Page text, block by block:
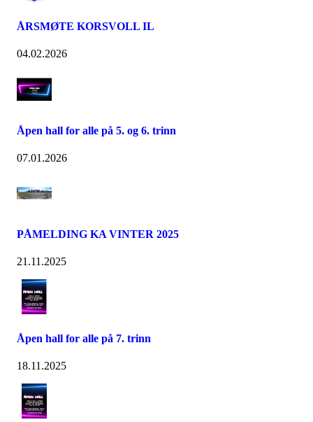
ÅRSMØTE KORSVOLL IL
04.02.2026
Åpen hall for alle på 5. og 6. trinn
07.01.2026
PÅMELDING KA VINTER 2025
21.11.2025
Åpen hall for alle på 7. trinn
18.11.2025